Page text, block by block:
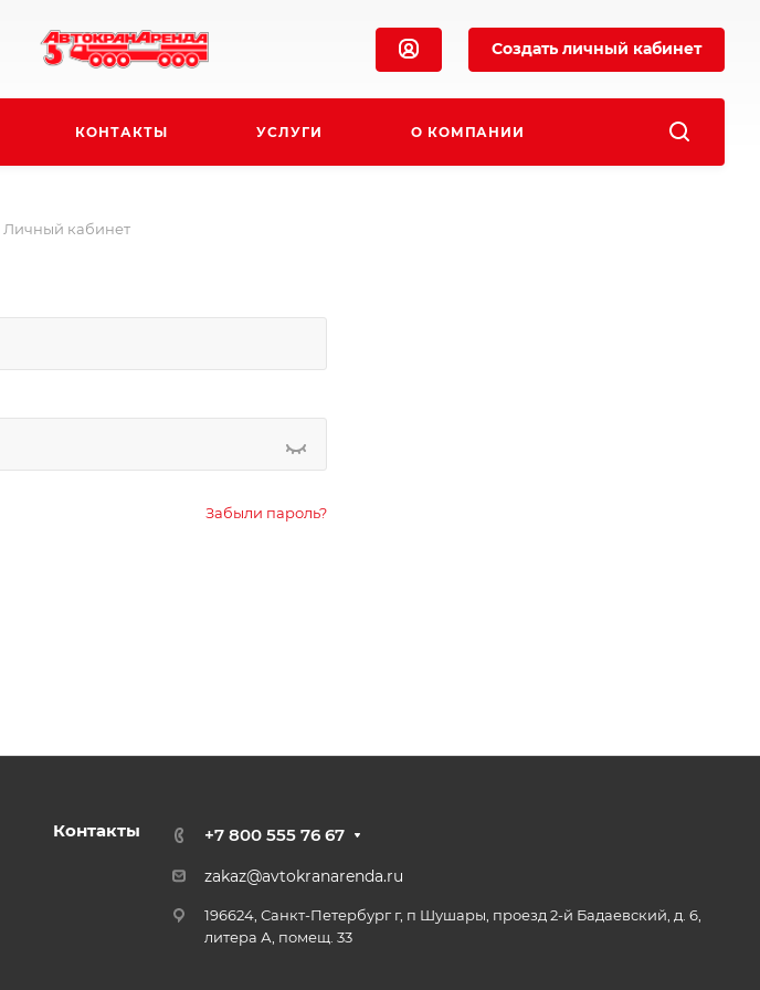
Создать личный кабинет
КОНТАКТЫ УСЛУГИ О КОМПАНИИ
Личный кабинет
Забыли пароль?
Контакты +7 800 555 76 67
zakaz@avtokranarenda.ru
196624, Санкт-Петербург г, п Шушары, проезд 2-й Бадаевский, д. 6,
литера А, помещ. 33